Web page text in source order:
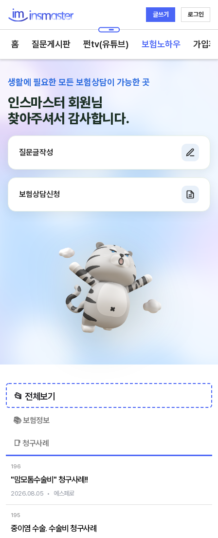
글쓰기 로그인
홈 질문게시판 쩐tv(유튜브) 보험노하우 가입
생활에 필요한 모든 보험상담이 가능한 곳
인스마스터 회원님
찾아주셔서 감사합니다.
질문글작성
보험상담신청
📂 전체보기
📚 보험정보
📑 청구사례
196
"맘모톰수술비" 청구사례!!
2026.08.05 에스페로
195
중이염 수술. 수술비 청구사례